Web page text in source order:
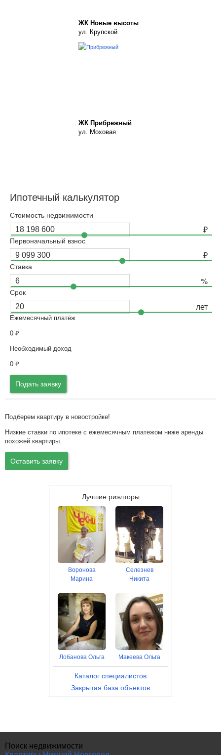
ЖК Новые высоты
ул. Крупской
ЖК Прибрежный
ул. Моховая
Ипотечный калькулятор
Стоимость недвижимости
Первоначальный взнос
Ставка
Срок
Ежемесячный платёж
0 ₽
Необходимый доход
0 ₽
Подать заявку
Подберем квартиру в новостройке!
Низкие ставки по ипотеке с ежемесячным платежом ниже аренды
похожей квартиры.
Оставить заявку
Лучшие риэлторы
Воронова
Марина
Селезнев
Никита
Лобанова Ольга Макеева Ольга
Каталог специалистов
Закрытая база объектов
Поиск недвижимости